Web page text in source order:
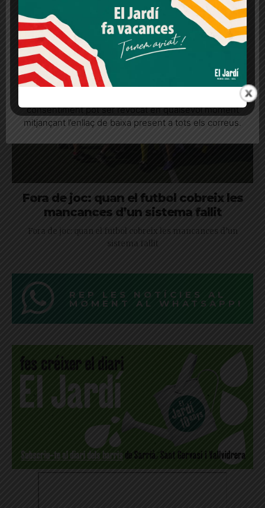
espera ser un espai de trobada per a tot el veïnat
Fora de joc: quan el futbol cobreix les
mancances d’un sistema fallit
Fora de joc: quan el futbol cobreix les mancances d’un
sistema fallit
REP LES NOTÍCIES AL
MOMENT AL WHATSAPP!
Més informació Acceptar Rebutjar tot
Quan l’usuari crea un compte al Diari el Jardí, dona el
seu consentiment explícit per rebre comunicacions
consentiment pot ser revocat en qualsevol moment
mitjançant l’enllaç de baixa present a tots els correus.